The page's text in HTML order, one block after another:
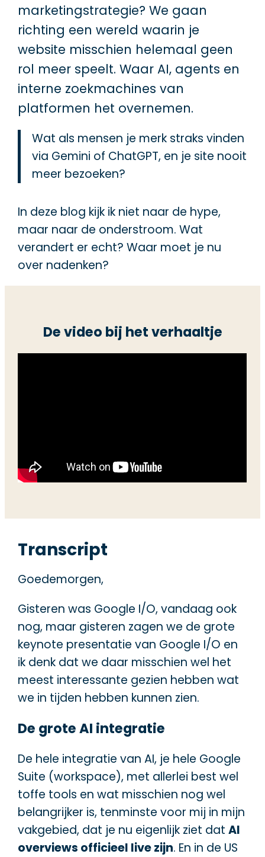
marketingstrategie? We gaan
richting een wereld waarin je
website misschien helemaal geen
rol meer speelt. Waar AI, agents en
interne zoekmachines van
platformen het overnemen.
Wat als mensen je merk straks vinden
via Gemini of ChatGPT, en je site nooit
meer bezoeken?
In deze blog kijk ik niet naar de hype,
maar naar de onderstroom. Wat
verandert er echt? Waar moet je nu
over nadenken?
De video bij het verhaaltje
Transcript
Goedemorgen,
Gisteren was Google I/O, vandaag ook
nog, maar gisteren zagen we de grote
keynote presentatie van Google I/O en
ik denk dat we daar misschien wel het
meest interessante gezien hebben wat
we in tijden hebben kunnen zien.
De grote AI integratie
De hele integratie van AI, je hele Google
Suite (workspace), met allerlei best wel
toffe tools en wat misschien nog wel
belangrijker is, tenminste voor mij in mijn
vakgebied, dat je nu eigenlijk ziet datAI
overviews officieel live zijn. En in de US